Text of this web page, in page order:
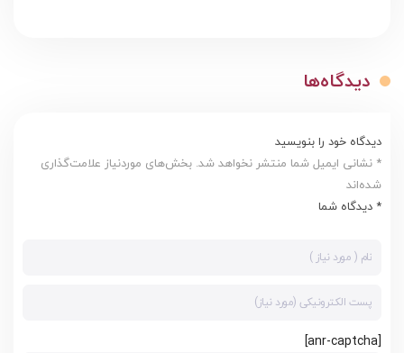
دیدگاه‌ها
دیدگاه خود را بنویسید
* نشانی ایمیل شما منتشر نخواهد شد. بخش‌های موردنیاز علامت‌گذاری
شده‌اند
* دیدگاه شما
[anr-captcha]